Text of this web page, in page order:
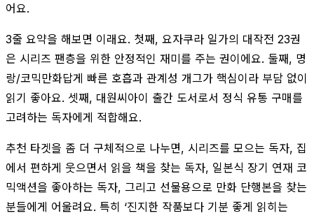
어요.
3줄 요약을 해보면 이래요. 첫째, 요자쿠라 일가의 대작전 23권
은 시리즈 팬층을 위한 안정적인 재미를 주는 권이에요. 둘째, 명
랑/코믹만화답게 빠른 호흡과 관계성 개그가 핵심이라 부담 없이
읽기 좋아요. 셋째, 대원씨아이 출간 도서로서 정식 유통 구매를
고려하는 독자에게 적합해요.
추천 타겟을 좀 더 구체적으로 나누면, 시리즈를 모으는 독자, 집
에서 편하게 웃으면서 읽을 책을 찾는 독자, 일본식 장기 연재 코
믹액션을 좋아하는 독자, 그리고 선물용으로 만화 단행본을 찾는
분들에게 어울려요. 특히 ‘진지한 작품보다 기분 좋게 읽히는